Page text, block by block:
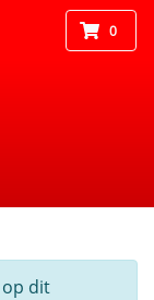
0
op dit